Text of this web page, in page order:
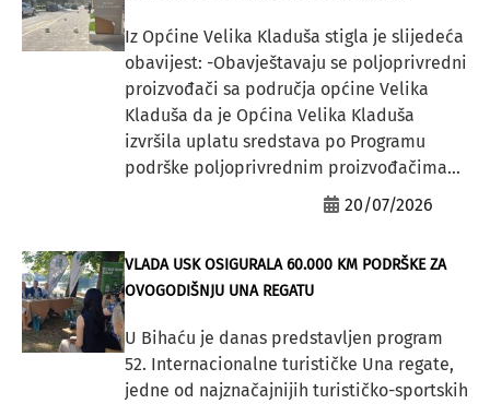
Iz Općine Velika Kladuša stigla je slijedeća
obavijest: -Obavještavaju se poljoprivredni
proizvođači sa područja općine Velika
Kladuša da je Općina Velika Kladuša
izvršila uplatu sredstava po Programu
podrške poljoprivrednim proizvođačima...
20/07/2026
VLADA USK OSIGURALA 60.000 KM PODRŠKE ZA
OVOGODIŠNJU UNA REGATU
U Bihaću je danas predstavljen program
52. Internacionalne turističke Una regate,
jedne od najznačajnijih turističko-sportskih